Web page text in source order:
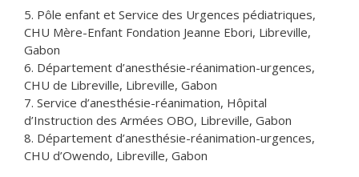
5. Pôle enfant et Service des Urgences pédiatriques,
CHU Mère-Enfant Fondation Jeanne Ebori, Libreville,
Gabon
6. Département d’anesthésie-réanimation-urgences,
CHU de Libreville, Libreville, Gabon
7. Service d’anesthésie-réanimation, Hôpital
d’Instruction des Armées OBO, Libreville, Gabon
8. Département d’anesthésie-réanimation-urgences,
CHU d’Owendo, Libreville, Gabon